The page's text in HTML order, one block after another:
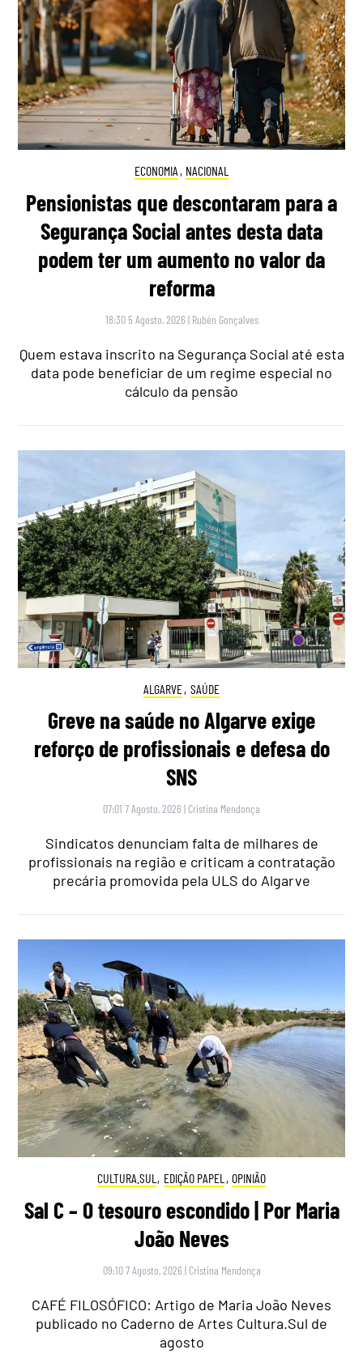
ECONOMIA , NACIONAL
Pensionistas que descontaram para a
Segurança Social antes desta data
podem ter um aumento no valor da
reforma
18:30 5 Agosto, 2026 | Rubén Gonçalves
Quem estava inscrito na Segurança Social até esta
data pode beneficiar de um regime especial no
cálculo da pensão
ALGARVE, SAÚDE
Greve na saúde no Algarve exige
reforço de profissionais e defesa do
SNS
07:01 7 Agosto, 2026 | Cristina Mendonça
Sindicatos denunciam falta de milhares de
profissionais na região e criticam a contratação
precária promovida pela ULS do Algarve
CULTURA.SUL , EDIÇÃO PAPEL , OPINIÃO
Sal C – O tesouro escondido | Por Maria
João Neves
09:10 7 Agosto, 2026 | Cristina Mendonça
CAFÉ FILOSÓFICO: Artigo de Maria João Neves
publicado no Caderno de Artes Cultura.Sul de
agosto